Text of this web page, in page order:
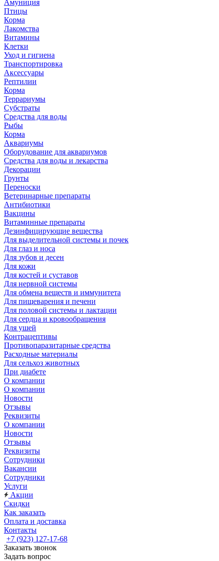
Амуниция
Птицы
Корма
Лакомства
Витамины
Клетки
Уход и гигиена
Транспортировка
Аксессуары
Рептилии
Корма
Террариумы
Субстраты
Средства для воды
Рыбы
Корма
Аквариумы
Оборудование для аквариумов
Средства для воды и лекарства
Декорации
Грунты
Переноски
Ветеринарные препараты
Антибиотики
Вакцины
Витаминные препараты
Дезинфицирующие вещества
Для выделительной системы и почек
Для глаз и носа
Для зубов и десен
Для кожи
Для костей и суставов
Для нервной системы
Для обмена веществ и иммунитета
Для пищеварения и печени
Для половой системы и лактации
Для сердца и кровообращения
Для ушей
Контрацептивы
Противопаразитарные средства
Расходные материалы
Для сельхоз животных
При диабете
О компании
О компании
Новости
Отзывы
Реквизиты
О компании
Новости
Отзывы
Реквизиты
Сотрудники
Вакансии
Сотрудники
Услуги
Акции
Скидки
Как заказать
Оплата и доставка
Контакты
+7 (923) 127-17-68
Заказать звонок
Задать вопрос